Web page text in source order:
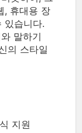
, 휴대용 장
있습니다.
말하기
의 스타일
지원